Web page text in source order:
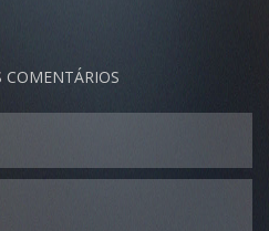
COMENTÁRIOS